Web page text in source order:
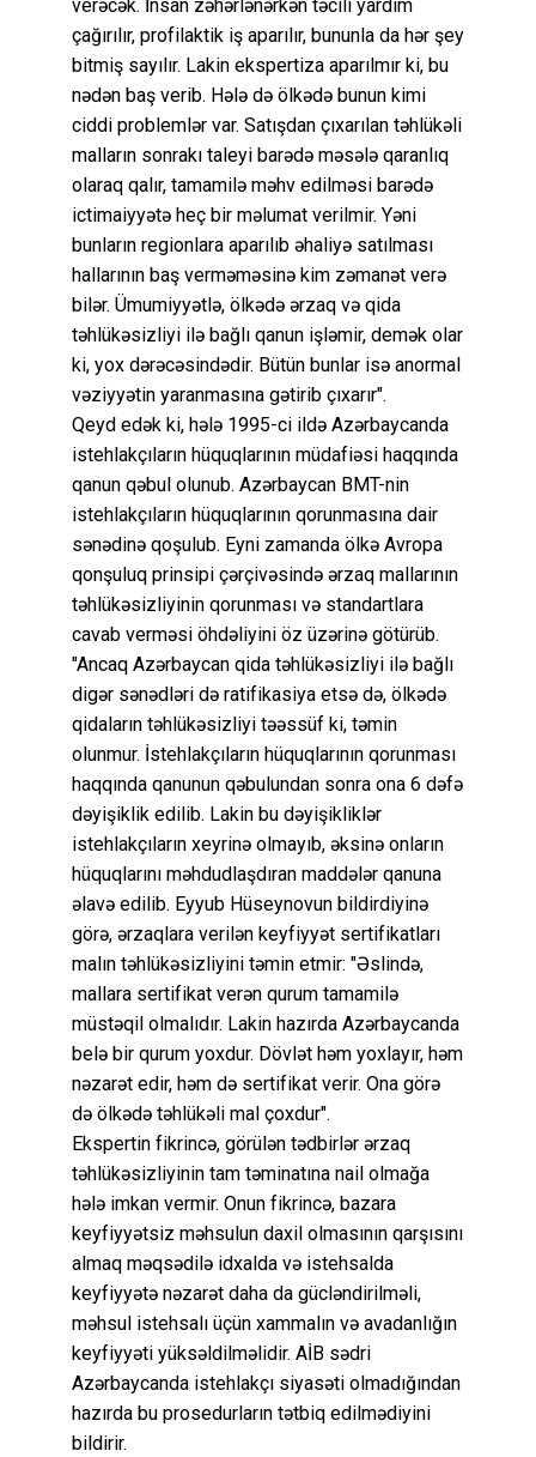
verəcək. İnsan zəhərlənərkən təcili yardım
çağırılır, profilaktik iş aparılır, bununla da hər şey
bitmiş sayılır. Lakin ekspertiza aparılmır ki, bu
nədən baş verib. Hələ də ölkədə bunun kimi
ciddi problemlər var. Satışdan çıxarılan təhlükəli
malların sonrakı taleyi barədə məsələ qaranlıq
olaraq qalır, tamamilə məhv edilməsi barədə
ictimaiyyətə heç bir məlumat verilmir. Yəni
bunların regionlara aparılıb əhaliyə satılması
hallarının baş verməməsinə kim zəmanət verə
bilər. Ümumiyyətlə, ölkədə ərzaq və qida
təhlükəsizliyi ilə bağlı qanun işləmir, demək olar
ki, yox dərəcəsindədir. Bütün bunlar isə anormal
vəziyyətin yaranmasına gətirib çıxarır".
Qeyd edək ki, hələ 1995-ci ildə Azərbaycanda
istehlakçıların hüquqlarının müdafiəsi haqqında
qanun qəbul olunub. Azərbaycan BMT-nin
istehlakçıların hüquqlarının qorunmasına dair
sənədinə qoşulub. Eyni zamanda ölkə Avropa
qonşuluq prinsipi çərçivəsində ərzaq mallarının
təhlükəsizliyinin qorunması və standartlara
cavab verməsi öhdəliyini öz üzərinə götürüb.
"Ancaq Azərbaycan qida təhlükəsizliyi ilə bağlı
digər sənədləri də ratifikasiya etsə də, ölkədə
qidaların təhlükəsizliyi təəssüf ki, təmin
olunmur. İstehlakçıların hüquqlarının qorunması
haqqında qanunun qəbulundan sonra ona 6 dəfə
dəyişiklik edilib. Lakin bu dəyişikliklər
istehlakçıların xeyrinə olmayıb, əksinə onların
hüquqlarını məhdudlaşdıran maddələr qanuna
əlavə edilib. Eyyub Hüseynovun bildirdiyinə
görə, ərzaqlara verilən keyfiyyət sertifikatları
malın təhlükəsizliyini təmin etmir: "Əslində,
mallara sertifikat verən qurum tamamilə
müstəqil olmalıdır. Lakin hazırda Azərbaycanda
belə bir qurum yoxdur. Dövlət həm yoxlayır, həm
nəzarət edir, həm də sertifikat verir. Ona görə
də ölkədə təhlükəli mal çoxdur".
Ekspertin fikrincə, görülən tədbirlər ərzaq
təhlükəsizliyinin tam təminatına nail olmağa
hələ imkan vermir. Onun fikrincə, bazara
keyfiyyətsiz məhsulun daxil olmasının qarşısını
almaq məqsədilə idxalda və istehsalda
keyfiyyətə nəzarət daha da gücləndirilməli,
məhsul istehsalı üçün xammalın və avadanlığın
keyfiyyəti yüksəldilməlidir. AİB sədri
Azərbaycanda istehlakçı siyasəti olmadığından
hazırda bu prosedurların tətbiq edilmədiyini
bildirir.